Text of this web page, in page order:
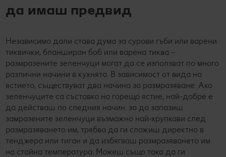
да имаш предвид
Независимо дали става дума за сурови гъби или варени
тиквички, бланширан боб или варена тиква –
размразените зеленчуци могат да се използват по много
различни начини в кухнята. В зависимост от вида на
ястието, съществуват два начина за размразяване. Ако
зеленчуците са съставка на горещо ястие, най-добре е
да действаш по следния начин: за да запазиш
замразените зеленчуци възможно най-хрупкави след
размразяването им, трябва да ги сложиш директно в
тенджера или тиган и да избягваш размразяването им
на стайна температура. Можеш също така да ги